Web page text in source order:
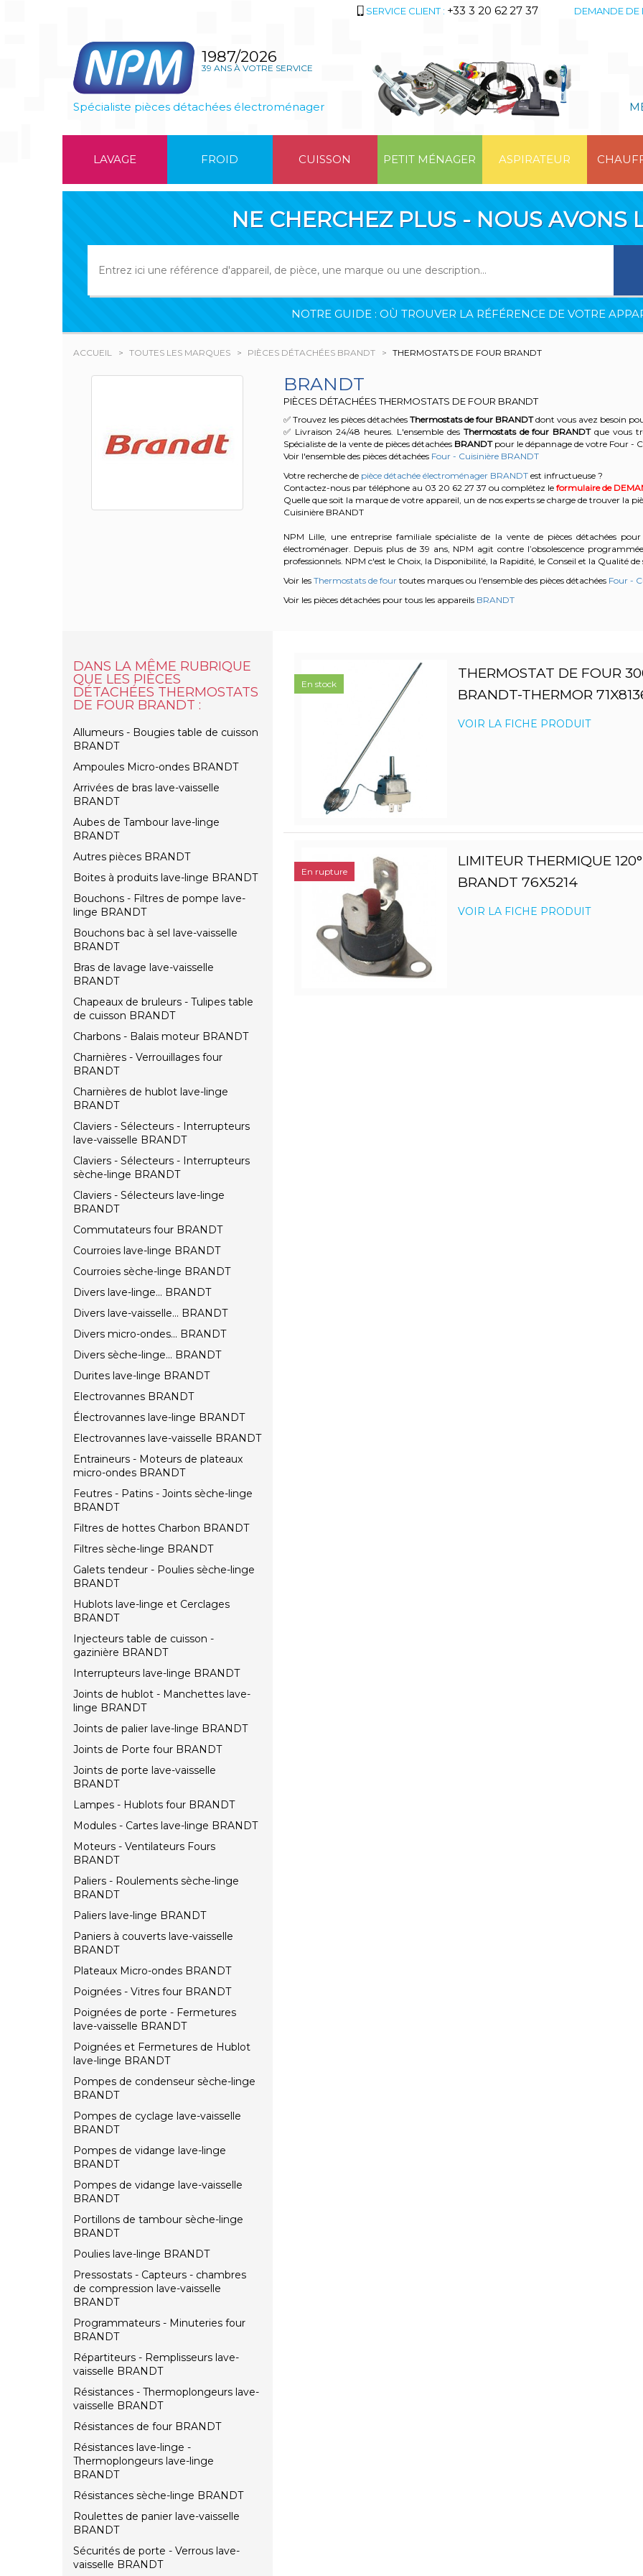
SERVICE CLIENT : +33 3 20 62 27 37 DEMANDE DE
1987/2026
39 ANS À VOTRE SERVICE
Spécialiste pièces détachées électroménager
LAVAGE FROID CUISSON PETIT MÉNAGER ASPIRATEUR
NE CHERCHEZ PLUS - NOUS AVONS
NOTRE GUIDE : OÙ TROUVER LA RÉFÉRENCE DE VOTRE
ACCUEIL TOUTES LES MARQUES PIÈCES DÉTACHÉES BRANDT THERMOSTATS DE FOUR BRANDT
BRANDT
PIÈCES DÉTACHÉES THERMOSTATS DE FOUR BRANDT
✅ Trouvez les pièces détachées Thermostats de four BRANDTdont vous avez besoin
✅ Livraison 24/48 heures. L'ensemble des Thermostats de four BRANDTque vous
Spécialiste de la vente de pièces détachées BRANDTpour le dépannage de votre Four -
Voir l'ensemble des pièces détachées Four - Cuisinière BRANDT
Votre recherche de pièce détachée électroménager BRANDTest infructueuse ?
Contactez-nous par téléphone au 03 20 62 27 37 ou complétez le formulaire de
Quelle que soit la marque de votre appareil, un de nos experts se charge de trouver la
Cuisinière BRANDT
NPM Lille, une entreprise familiale spécialiste de la vente de pièces détachées
électroménager. Depuis plus de 39 ans, NPM agit contre l’obsolescence
professionnels. NPM c'est le Choix, la Disponibilité, la Rapidité, le Conseil et la Qualité de
Voir les Thermostats de fourtoutes marques ou l'ensemble des pièces détachées Four -
Voir les pièces détachées pour tous les appareils BRANDT
DANS LA MÊME RUBRIQUE
QUE LES PIÈCES
DÉTACHÉES THERMOSTATS
DE FOUR BRANDT :
Allumeurs - Bougies table de cuisson
BRANDT
Ampoules Micro-ondes BRANDT
Arrivées de bras lave-vaisselle
BRANDT
Aubes de Tambour lave-linge
BRANDT
Autres pièces BRANDT
Boites à produits lave-linge BRANDT
Bouchons - Filtres de pompe lave-
linge BRANDT
Bouchons bac à sel lave-vaisselle
BRANDT
Bras de lavage lave-vaisselle
BRANDT
Chapeaux de bruleurs - Tulipes table
de cuisson BRANDT
Charbons - Balais moteur BRANDT
Charnières - Verrouillages four
BRANDT
Charnières de hublot lave-linge
BRANDT
Claviers - Sélecteurs - Interrupteurs
lave-vaisselle BRANDT
Claviers - Sélecteurs - Interrupteurs
sèche-linge BRANDT
Claviers - Sélecteurs lave-linge
BRANDT
Commutateurs four BRANDT
Courroies lave-linge BRANDT
Courroies sèche-linge BRANDT
Divers lave-linge... BRANDT
Divers lave-vaisselle... BRANDT
Divers micro-ondes... BRANDT
Divers sèche-linge... BRANDT
Durites lave-linge BRANDT
Electrovannes BRANDT
Électrovannes lave-linge BRANDT
Electrovannes lave-vaisselle BRANDT
Entraineurs - Moteurs de plateaux
micro-ondes BRANDT
Feutres - Patins - Joints sèche-linge
BRANDT
Filtres de hottes Charbon BRANDT
Filtres sèche-linge BRANDT
Galets tendeur - Poulies sèche-linge
BRANDT
Hublots lave-linge et Cerclages
BRANDT
Injecteurs table de cuisson -
gazinière BRANDT
Interrupteurs lave-linge BRANDT
Joints de hublot - Manchettes lave-
linge BRANDT
Joints de palier lave-linge BRANDT
Joints de Porte four BRANDT
Joints de porte lave-vaisselle
BRANDT
Lampes - Hublots four BRANDT
Modules - Cartes lave-linge BRANDT
Moteurs - Ventilateurs Fours
BRANDT
Paliers - Roulements sèche-linge
BRANDT
Paliers lave-linge BRANDT
Paniers à couverts lave-vaisselle
BRANDT
Plateaux Micro-ondes BRANDT
Poignées - Vitres four BRANDT
Poignées de porte - Fermetures
lave-vaisselle BRANDT
Poignées et Fermetures de Hublot
lave-linge BRANDT
Pompes de condenseur sèche-linge
BRANDT
Pompes de cyclage lave-vaisselle
BRANDT
Pompes de vidange lave-linge
BRANDT
Pompes de vidange lave-vaisselle
BRANDT
Portillons de tambour sèche-linge
BRANDT
Poulies lave-linge BRANDT
Pressostats - Capteurs - chambres
de compression lave-vaisselle
BRANDT
Programmateurs - Minuteries four
BRANDT
Répartiteurs - Remplisseurs lave-
vaisselle BRANDT
Résistances - Thermoplongeurs lave-
vaisselle BRANDT
Résistances de four BRANDT
Résistances lave-linge -
Thermoplongeurs lave-linge
BRANDT
Résistances sèche-linge BRANDT
Roulettes de panier lave-vaisselle
BRANDT
Sécurités de porte - Verrous lave-
vaisselle BRANDT
THERMOSTAT DE FOUR
BRANDT-THERMOR
VOIR LA FICHE PRODUIT
En stock
LIMITEUR THERMIQUE
BRANDT 76X5214
VOIR LA FICHE PRODUIT
En rupture